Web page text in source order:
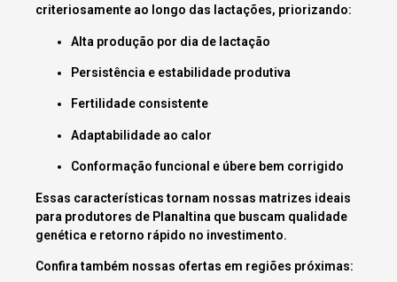
criteriosamente ao longo das lactações, priorizando:
Alta produção por dia de lactação
Persistência e estabilidade produtiva
Fertilidade consistente
Adaptabilidade ao calor
Conformação funcional e úbere bem corrigido
Essas características tornam nossas matrizes ideais
para produtores de Planaltina que buscam qualidade
genética e retorno rápido no investimento.
Confira também nossas ofertas em regiões próximas: